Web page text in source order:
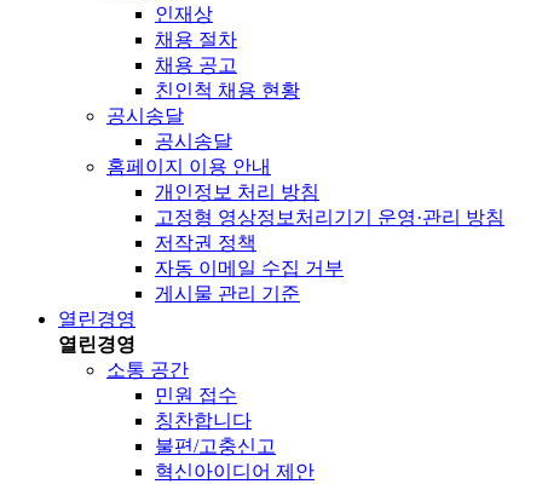
인재상
채용 절차
채용 공고
친인척 채용 현황
공시송달
공시송달
홈페이지 이용 안내
개인정보 처리 방침
고정형 영상정보처리기기 운영·관리 방침
저작권 정책
자동 이메일 수집 거부
게시물 관리 기준
열린경영
열린경영
소통 공간
민원 접수
칭찬합니다
불편/고충신고
혁신아이디어 제안